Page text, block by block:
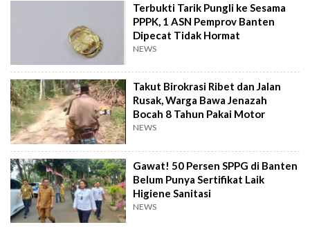
Terbukti Tarik Pungli ke Sesama
PPPK, 1 ASN Pemprov Banten
Dipecat Tidak Hormat
NEWS
Takut Birokrasi Ribet dan Jalan
Rusak, Warga Bawa Jenazah
Bocah 8 Tahun Pakai Motor
NEWS
Gawat! 50 Persen SPPG di Banten
Belum Punya Sertifikat Laik
Higiene Sanitasi
NEWS